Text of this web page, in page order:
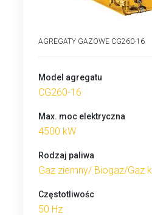
AGREGATY GAZOWE CG260-16
Model agregatu
CG260-16
Max. moc elektryczna
4500 kW
Rodzaj paliwa
Gaz ziemny/ Biogaz/Gaz
Częstotliwośc
50 Hz